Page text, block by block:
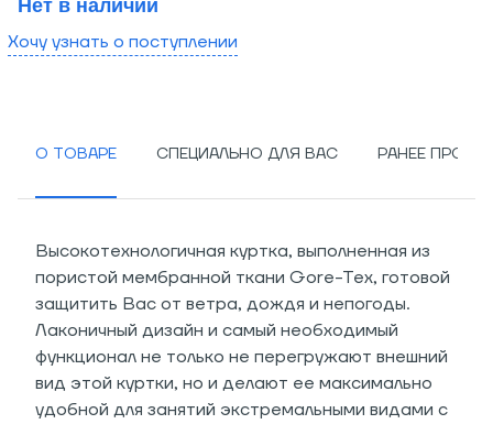
Нет в наличии
Хочу узнать о поступлении
О ТОВАРЕ СПЕЦИАЛЬНО ДЛЯ ВАС РАНЕЕ
Высокотехнологичная куртка, выполненная из
пористой мембранной ткани Gore-Tex, готовой
защитить Вас от ветра, дождя и непогоды.
Лаконичный дизайн и самый необходимый
функционал не только не перегружают внешний
вид этой куртки, но и делают ее максимально
удобной для занятий экстремальными видами с